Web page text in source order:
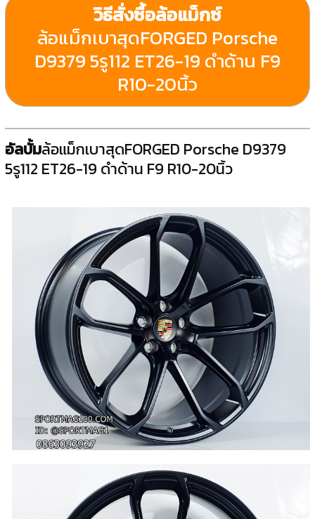
วิธีสั่งซื้อล้อแม็กซ์
ล้อแม็กเบาสุดFORGED Porsche
D9379 5รู112 ET26-19 ดำด้าน F9
R10-20นิ้ว
อัลบั้มล้อแม็กเบาสุดFORGED Porsche D9379
5รู112 ET26-19 ดำด้าน F9 R10-20นิ้ว